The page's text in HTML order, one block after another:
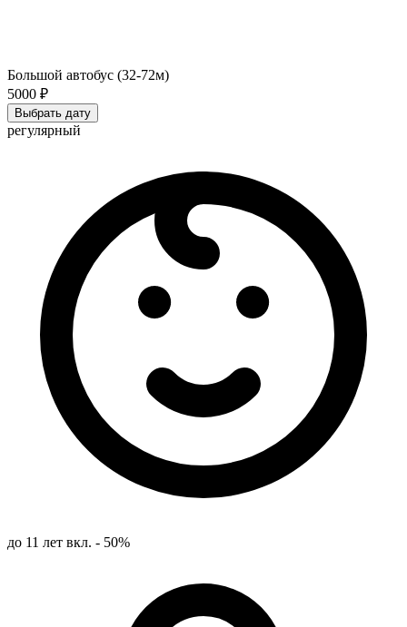
Большой автобус (32-72м)
5000 ₽
Выбрать дату
регулярный
до 11 лет вкл. - 50%